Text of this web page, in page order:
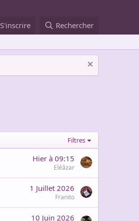
S'inscrire Rechercher
Filtres
Hier à 09:15
Eléâzar
1 Juillet 2026
Franito
10 Juin 2026